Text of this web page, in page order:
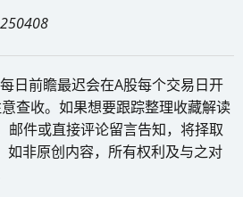
日前瞻最迟会在A股每个交易日开
查收。如果想要跟踪整理收藏解读
邮件或直接评论留言告知，将择取
如非原创内容，所有权利及与之对